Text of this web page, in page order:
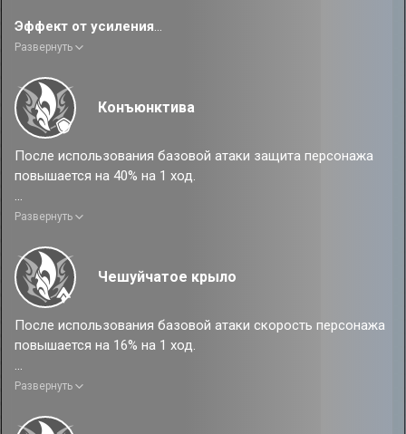
Эффект от усиления
Крит. урон базовой атаки персонажей повышается на 60%.
Развернуть
Конъюнктива
После использования базовой атаки защита персонажа
повышается на 40% на 1 ход.
Эффект от усиления
повышается на 40% на 2 хода.
Развернуть
Чешуйчатое крыло
После использования базовой атаки скорость персонажа
повышается на 16% на 1 ход.
Эффект от усиления
повышается на 16% на 2 хода.
Развернуть